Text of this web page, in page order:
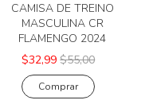
CAMISA DE TREINO
MASCULINA CR
FLAMENGO 2024
$32,99 $55,00
Comprar